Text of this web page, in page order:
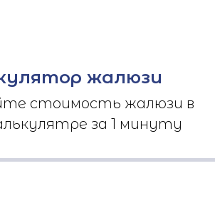
жалюзи
стоимость жалюзи в
за 1 минуту